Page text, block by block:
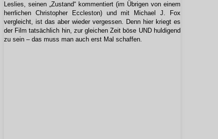
Leslies, seinen „Zustand“ kommentiert (im Übrigen von einem
herrlichen Christopher Eccleston) und mit Michael J. Fox
vergleicht, ist das aber wieder vergessen. Denn hier kriegt es
der Film tatsächlich hin, zur gleichen Zeit böse UND huldigend
zu sein – das muss man auch erst Mal schaffen.